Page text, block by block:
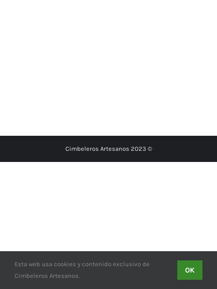
Cimbeleros Artesanos 2023 ©
Esta web usa cookies y contenido exclusivo de
Cimbeleros Artesanos.
OK